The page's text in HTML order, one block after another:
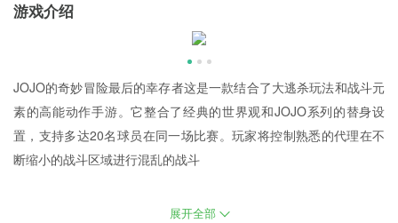
游戏介绍
JOJO的奇妙冒险最后的幸存者这是一款结合了大逃杀玩法和战斗元
素的高能动作手游。它整合了经典的世界观和JOJO系列的替身设
置，支持多达20名球员在同一场比赛。玩家将控制熟悉的代理在不
断缩小的战斗区域进行混乱的战斗
JOJO的奇妙冒险最后的生还者2025最新版(动作生存类游戏)介绍
展开全部